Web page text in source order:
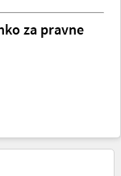
za pravne